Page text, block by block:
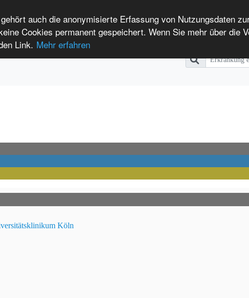
auch die anonymisierte Erfassung von Nutzungsdaten
Cookies permanent gespeichert. Wenn Sie mehr über die
Link. Mehr erfahren
Erkrankungen
Leichte Sprache International Patients
Köln